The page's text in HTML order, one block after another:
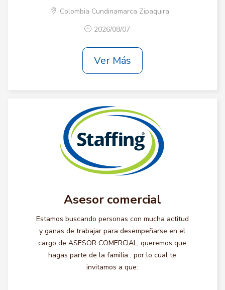
Colombia Cundinamarca Zipaquira
2026/08/07
Ver Más
Asesor comercial
Estamos buscando personas con mucha actitud
y ganas de trabajar para desempeñarse en el
cargo de ASESOR COMERCIAL, queremos que
hagas parte de la familia , por lo cual te
invitamos a que: